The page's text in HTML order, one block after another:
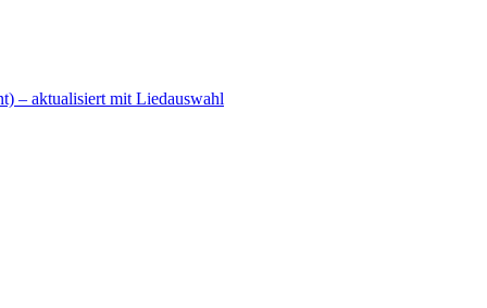
– aktualisiert mit Liedauswahl